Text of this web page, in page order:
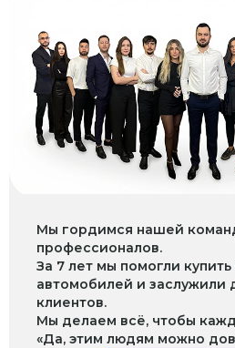
Мы гордимся нашей
профессионалов.
За 7 лет мы помогли
автомобилей и заслужили
клиентов.
Мы делаем всё, чтобы
«Да, этим людям можно